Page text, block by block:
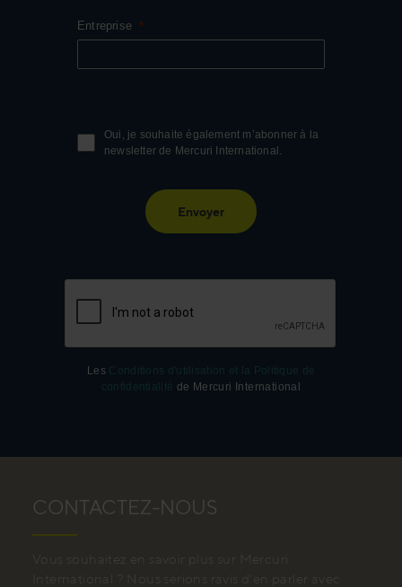
Entreprise
Oui, je souhaite également m’abonner à la
newsletter de Mercuri International.
Envoyer
Les Conditions d'utilisation et la Politique de
confidentialité de Mercuri International
CONTACTEZ-NOUS
Vous souhaitez en savoir plus sur Mercuri
International ? Nous serions ravis d'en parler avec